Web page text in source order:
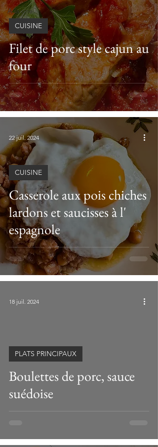
A la une...
Filet de porc style cajun au
four
CUISINE
Casserole aux pois chiches
lardons et saucisses à l'
espagnole
CUISINE
22 juil. 2024
Boulettes de porc, sauce
suédoise
PLATS PRINCIPAUX
18 juil. 2024